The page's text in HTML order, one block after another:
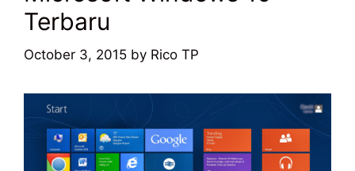
Terbaru
October 3, 2015 by Rico TP